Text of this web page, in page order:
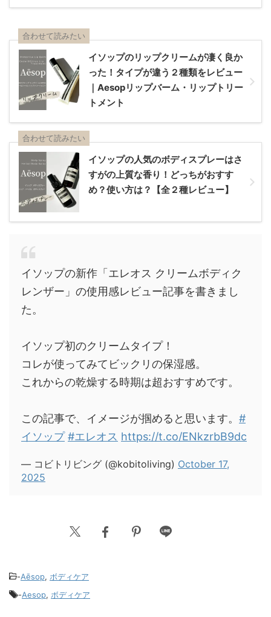
イソップのリップクリームが凄く良か
った！タイプが違う２種類をレビュー
｜Aesopリップバーム・リップトリー
トメント
合わせて読みたい
イソップの人気のボディスプレーはさ
すがの上質な香り！どっちがおすす
め？使い方は？【全２種レビュー】
合わせて読みたい
イソップの新作「エレオス クリームボディク
レンザー」の使用感レビュー記事を書きまし
た。
イソップ初のクリームタイプ！
コレが使ってみてビックリの保湿感。
これからの乾燥する時期は超おすすめです。
この記事で、イメージが掴めると思います。 #
イソップ #エレオス https://t.co/ENkzrbB9dc
— コビトリビング (@kobitoliving) October 17,
2025
-Aēsop, ボディケア
-Aesop, ボディケア